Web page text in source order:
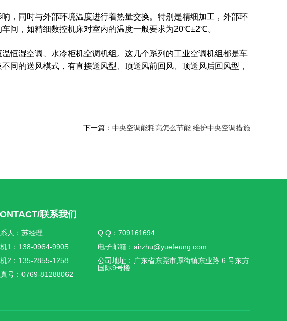
，同时与外部环境温度进行着热量交换。特别是精细加工，外部环
间，如精细数控机床对室内的温度一般要求为20℃±2℃。
恒湿空调、水冷柜机空调机组。这几个系列的工业空调机组都是车
同的送风模式，有直接送风型、顶送风前回风、顶送风后回风型，
下一篇： 中央空调能耗高怎么节能 维护中央空调措施
联系我们
人：苏经理
1：138-0964-9905
2：135-2855-1258
号：0769-81288062
Q Q：709161694
电子邮箱：airzhu@yuefeung.com
公司地址：广东省东莞市厚街镇东业路 6 号东方
国际9号楼